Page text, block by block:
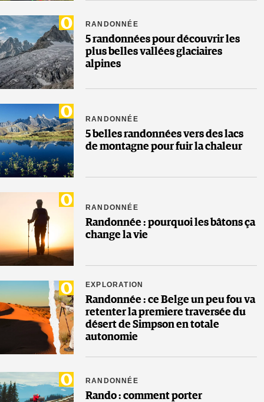
RANDONNÉE
5 randonnées pour découvrir les
plus belles vallées glaciaires
alpines
RANDONNÉE
5 belles randonnées vers des lacs
de montagne pour fuir la chaleur
RANDONNÉE
Randonnée : pourquoi les bâtons ça
change la vie
EXPLORATION
Randonnée : ce Belge un peu fou va
retenter la premiere traversée du
désert de Simpson en totale
autonomie
RANDONNÉE
Rando : comment porter